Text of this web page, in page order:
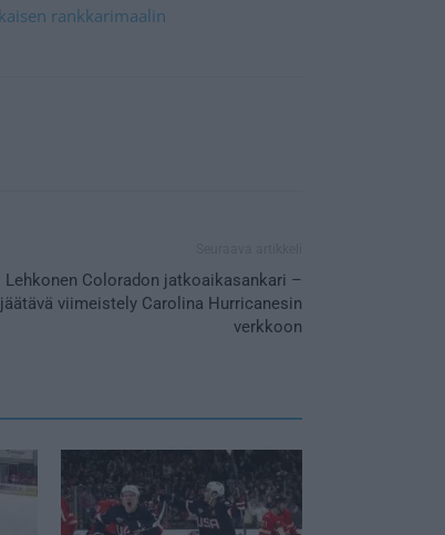
rankkarimaalin
Lehkonen Coloradon jatkoaikasankari –
jäätävä viimeistely Carolina Hurricanesin
verkkoon